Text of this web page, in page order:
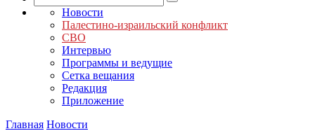
Новости
Палестино-израильский конфликт
СВО
Интервью
Программы и ведущие
Сетка вещания
Редакция
Приложение
Главная Новости